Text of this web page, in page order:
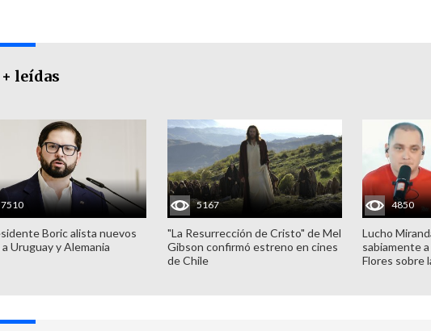
leídas
7510
Boric alista nuevos
Uruguay y Alemania
5167
"La Resurrección de Cristo" de Mel
Gibson confirmó estreno en cines
de Chile
4850
Lucho
sabiamente
Flores sobre